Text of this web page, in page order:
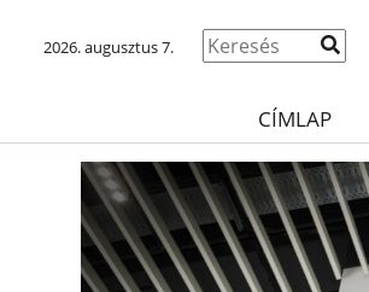
2026. augusztus 7.
CÍMLAP